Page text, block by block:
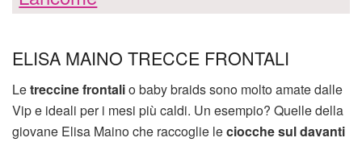
ELISA MAINO TRECCE FRONTALI
Letreccine frontalio baby braids sono molto amate dalle
Vip e ideali per i mesi più caldi. Un esempio? Quelle della
giovane Elisa Maino che raccoglie leciocche sul davanti